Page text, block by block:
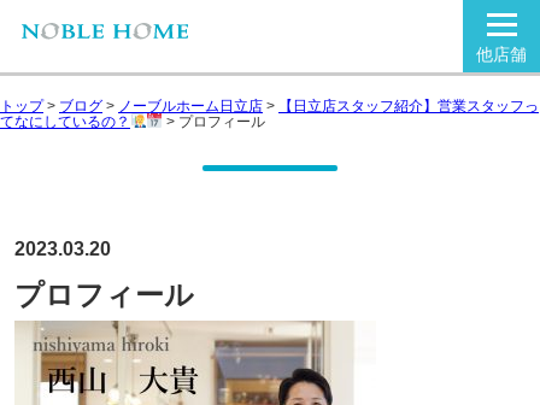
他店舗
トップ> ブログ > ノーブルホーム日立店 >
【日立店スタッフ紹介】営業スタッフっ
てなにしているの？
> プロフィール
2023.03.20
プロフィール